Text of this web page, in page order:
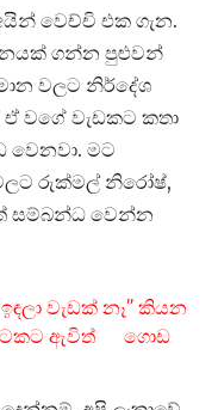
වෙච්චි එක ගැන.
ගන්න පුළුවන්
වලට නිර්දේශ
වගේ වැඩකට කතා
වෙනවා. මට
වලට රුක්මල් නිරෝෂ්,
සම්බන්ධ වෙන්න
ඉඳලා වැඩක් නෑ” කියන
ඇවිත් ගොඩ